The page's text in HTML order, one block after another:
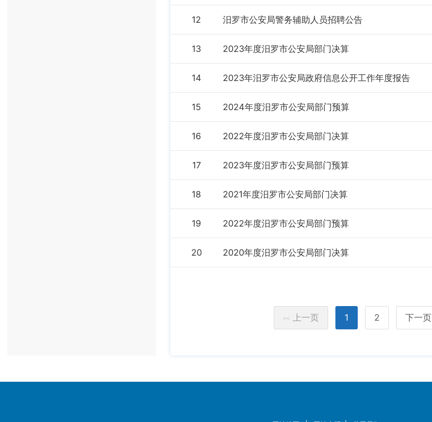
12 汨罗市公安局警务辅助人员招聘公告
13 2023年度汨罗市公安局部门决算
14 2023年汨罗市公安局政府信息公开工作年度报告
15 2024年度汨罗市公安局部门预算
16 2022年度汨罗市公安局部门决算
17 2023年度汨罗市公安局部门预算
18 2021年度汨罗市公安局部门决算
19 2022年度汨罗市公安局部门预算
20 2020年度汨罗市公安局部门决算
<< 上一页 1 2 下一页